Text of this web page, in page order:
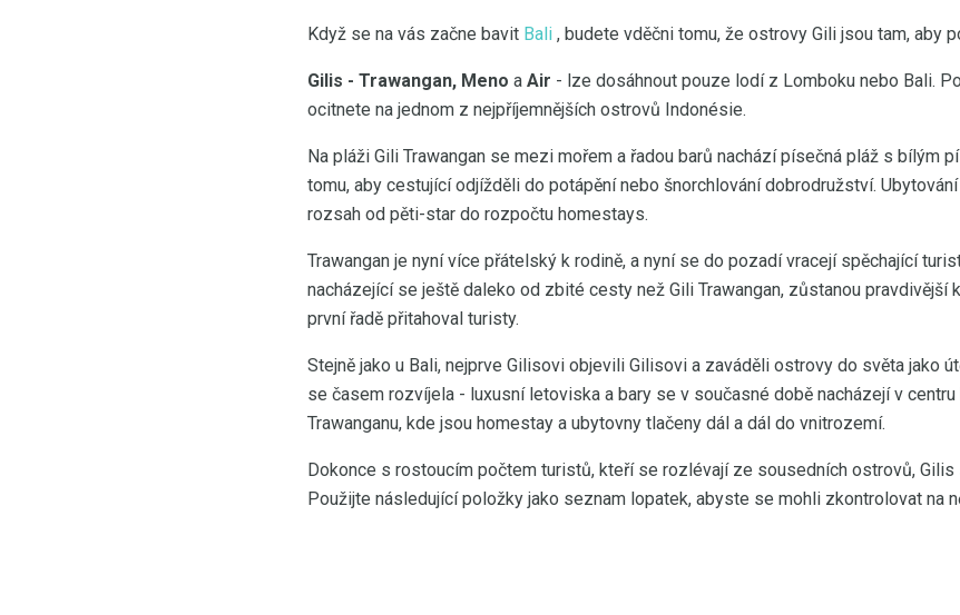
Když se na vás začne bavit Bali , budete vděčni tomu, že ostrovy Gili jsou tam, aby
Gilis - Trawangan, Meno a Air - lze dosáhnout pouze lodí z Lomboku nebo Bali.
ocitnete na jednom z nejpříjemnějších ostrovů Indonésie.
Na pláži Gili Trawangan se mezi mořem a řadou barů nachází písečná pláž s bílým
tomu, aby cestující odjížděli do potápění nebo šnorchlování dobrodružství.
rozsah od pěti-star do rozpočtu homestays.
Trawangan je nyní více přátelský k rodině, a nyní se do pozadí vracejí spěchající
nacházející se ještě daleko od zbité cesty než Gili Trawangan, zůstanou pravdivější
první řadě přitahoval turisty.
Stejně jako u Bali, nejprve Gilisovi objevili Gilisovi a zaváděli ostrovy do světa jako
se časem rozvíjela - luxusní letoviska a bary se v současné době nacházejí v centru
Trawanganu, kde jsou homestay a ubytovny tlačeny dál a dál do vnitrozemí.
Dokonce s rostoucím počtem turistů, kteří se rozlévají ze sousedních ostrovů,
Použijte následující položky jako seznam lopatek, abyste se mohli zkontrolovat na